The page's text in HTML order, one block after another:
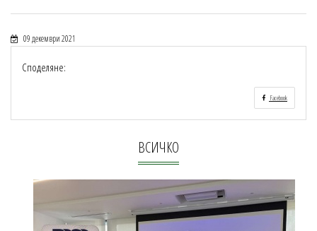
09 декември 2021
Споделяне:
Facebook
ВСИЧКО